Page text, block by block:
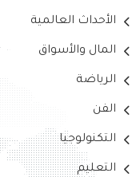
الأحداث العالمية
المال والأسواق
الرياضة
الفن
التكنولوجيا
التعليم